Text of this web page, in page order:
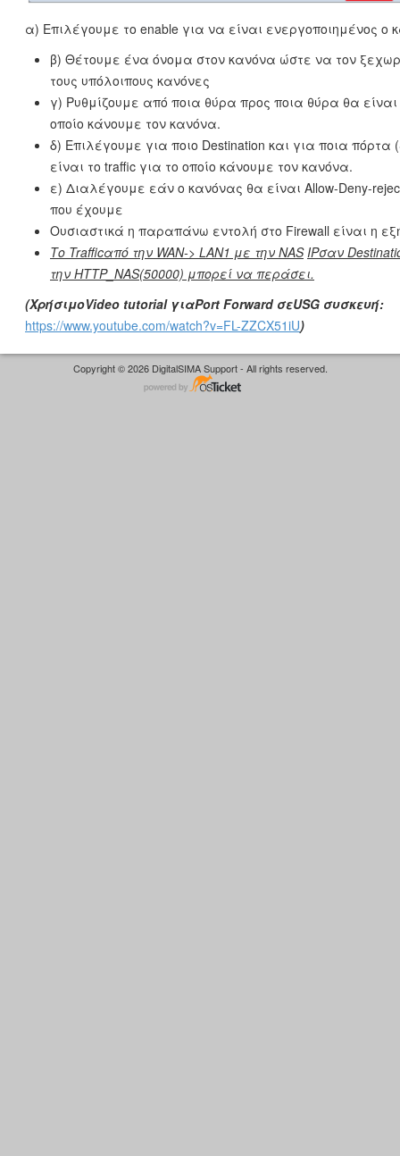
α) Επιλέγουμε το enable για να είναι ενεργοποιημένος ο
β) Θέτουμε ένα όνομα στον κανόνα ώστε να τον
τους υπόλοιπους κανόνες
γ) Ρυθμίζουμε από ποια θύρα προς ποια θύρα θα είναι
οποίο κάνουμε τον κανόνα.
δ) Επιλέγουμε για ποιο Destination και για ποια πόρτα
είναι το traffic για το οποίο κάνουμε τον κανόνα.
ε) Διαλέγουμε εάν ο κανόνας θα είναι Allow-Deny-
που έχουμε
Ουσιαστικά η παραπάνω εντολή στο Firewall είναι η
Το Trafficαπό την WAN-> LAN1 με την NAS IPσαν
την HTTP_ NAS(50000) μπορεί να περάσει.
(ΧρήσιμοVideo tutorial γιαPort Forward σεUSG συσκευή:
https://www.youtube.com/watch?v=FL-ZZCX51iU)
Copyright © 2026 DigitalSIMA Support - All rights reserved.